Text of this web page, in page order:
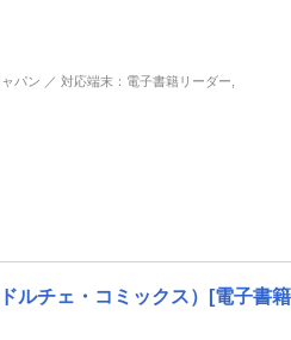
パン ／ 対応端末：電子書籍リーダー,
ルチェ・コミックス）[電子書